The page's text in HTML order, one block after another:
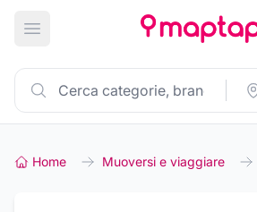
Apri menu principale
Home Muoversi e viaggiare